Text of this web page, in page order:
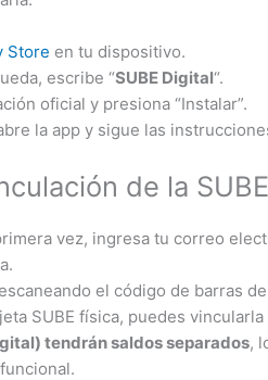
Store en tu dispositivo.
escribe “SUBE Digital“.
oficial y presiona “Instalar”.
la app y sigue las
de la SUBE
vez, ingresa tu correo
el código de barras
SUBE física, puedes
tendrán saldos separados,